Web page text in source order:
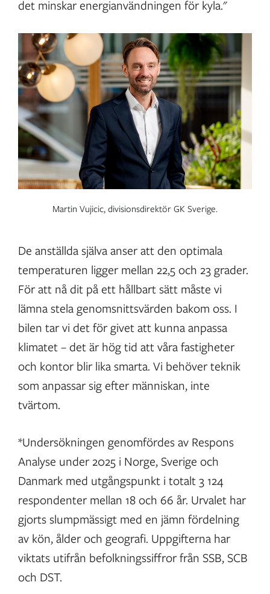
det minskar energianvändningen för kyla."
Martin Vujicic, divisionsdirektör GK Sverige.
De anställda själva anser att den optimala
temperaturen ligger mellan 22,5 och 23 grader.
För att nå dit på ett hållbart sätt måste vi
lämna stela genomsnittsvärden bakom oss. I
bilen tar vi det för givet att kunna anpassa
klimatet – det är hög tid att våra fastigheter
och kontor blir lika smarta. Vi behöver teknik
som anpassar sig efter människan, inte
tvärtom.
*Undersökningen genomfördes av Respons
Analyse under 2025 i Norge, Sverige och
Danmark med utgångspunkt i totalt 3 124
respondenter mellan 18 och 66 år. Urvalet har
gjorts slumpmässigt med en jämn fördelning
av kön, ålder och geografi. Uppgifterna har
viktats utifrån befolkningssiffror från SSB, SCB
och DST.